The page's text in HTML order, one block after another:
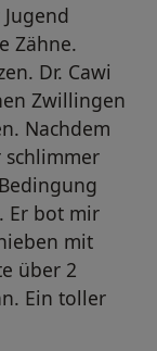
Zähne.
Dr. Cawi
Zwillingen
Nachdem
schlimmer
Er bot mir
mit
über 2
Ein toller